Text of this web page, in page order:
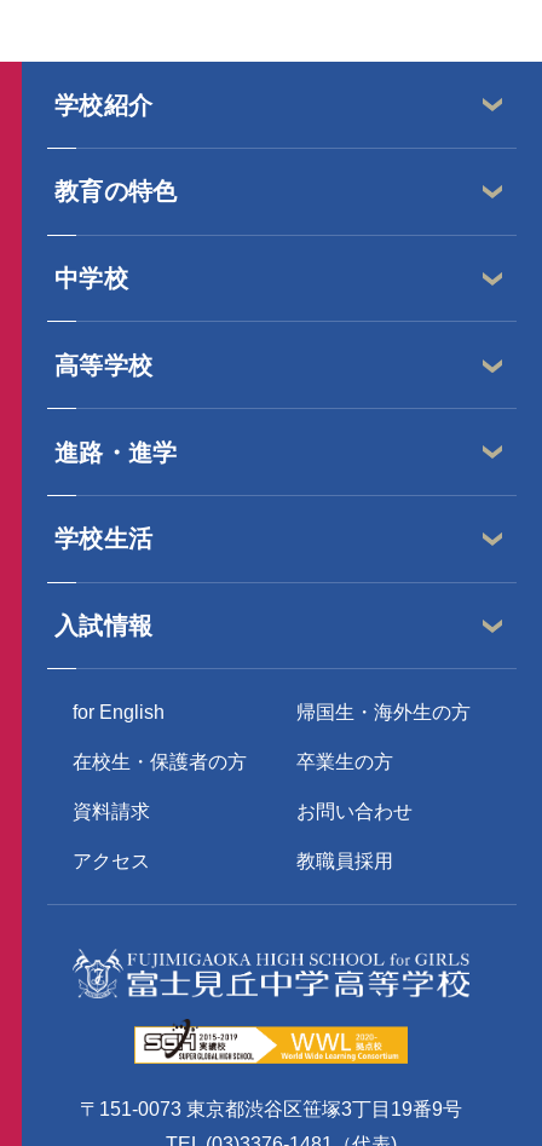
学校紹介
教育の特色
中学校
高等学校
進路・進学
学校生活
入試情報
for English 帰国生・海外生の方
在校生・保護者の方 卒業生の方
資料請求 お問い合わせ
アクセス 教職員採用
〒151-0073 東京都渋谷区笹塚3丁目19番9号